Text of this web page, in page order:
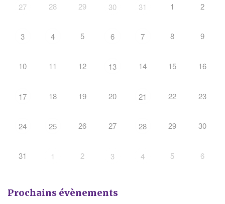
27 28 29 30 31 1 2
3 4 5 6 7 8 9
10 11 12 13 14 15 16
17 18 19 20 21 22 23
24 25 26 27 28 29 30
31 1 2 3 4 5 6
Prochains évènements